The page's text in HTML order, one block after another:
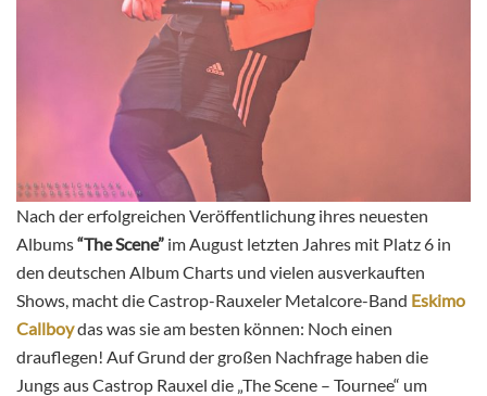
Nach der erfolgreichen Veröffentlichung ihres neuesten
Albums“The Scene” im August letzten Jahres mit Platz 6 in
den deutschen Album Charts und vielen ausverkauften
Shows, macht die Castrop-Rauxeler Metalcore-Band Eskimo
Callboydas was sie am besten können: Noch einen
drauflegen! Auf Grund der großen Nachfrage haben die
Jungs aus Castrop Rauxel die „The Scene – Tournee“ um